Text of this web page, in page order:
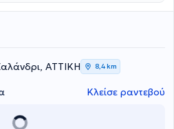
δίπλα στους ασθενείς με καρκίνο σε
και την ανθρώπινη σχέση ιατρού -
εμπειρία ως ερευνητής σε μεγάλες
γεγονός που της επιτρέπει να
θεραπευτικές
τα Νοσοκομεία "Υγεία" και
και ενεργά στην
ΑΤΤΙΚΗ 8,4 km
Κλείσε ραντεβού